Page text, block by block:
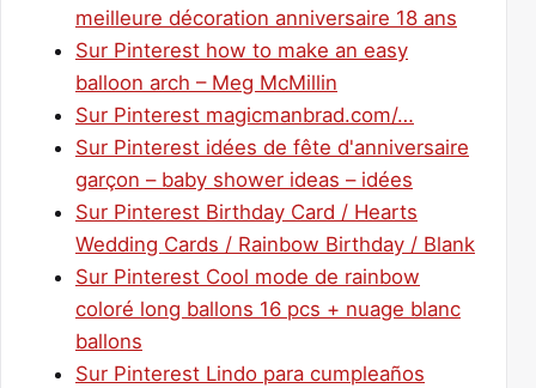
meilleure décoration anniversaire 18 ans
Sur Pinterest how to make an easy
balloon arch – Meg McMillin
Sur Pinterest magicmanbrad.com/…
Sur Pinterest idées de fête d'anniversaire
garçon – baby shower ideas – idées
Sur Pinterest Birthday Card / Hearts
Wedding Cards / Rainbow Birthday / Blank
Sur Pinterest Cool mode de rainbow
coloré long ballons 16 pcs + nuage blanc
ballons
Sur Pinterest Lindo para cumpleaños